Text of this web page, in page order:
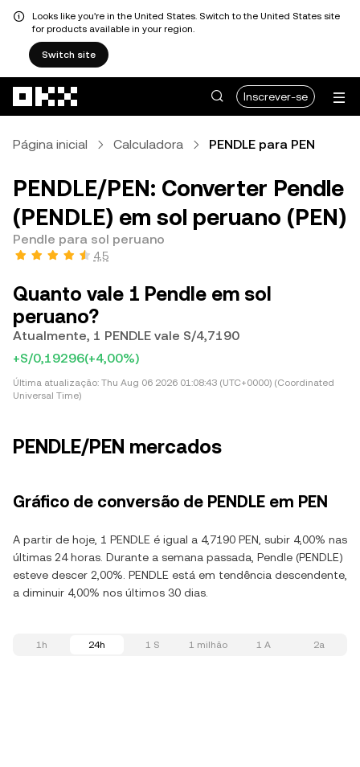
Looks like you're in the United States. Switch to the United States site
for products available in your region.
Switch site
Inscrever-se
Página inicial Calculadora PENDLE para PEN
PENDLE/PEN: Converter Pendle
(PENDLE) em sol peruano (PEN)
Pendle para sol peruano
4,5
Quanto vale 1 Pendle em sol
peruano?
Atualmente, 1 PENDLE vale S/4,7190
+S/0,19296(+4,00%)
Última atualização: Thu Aug 06 2026 01:08:43 (UTC+0000) (Coordinated
Universal Time)
PENDLE/PEN mercados
Gráfico de conversão de PENDLE em PEN
A partir de hoje, 1 PENDLE é igual a 4,7190 PEN, subir 4,00% nas
últimas 24 horas. Durante a semana passada, Pendle (PENDLE)
esteve descer 2,00%. PENDLE está em tendência descendente,
a diminuir 4,00% nos últimos 30 dias.
1h 24h 1 S 1 milhão 1 A 2a